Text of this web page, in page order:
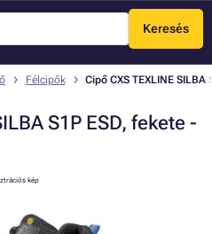
Keresés
Menü
Félcipők Cipő CXS TEXLINE
S1P ESD, fekete -
kép